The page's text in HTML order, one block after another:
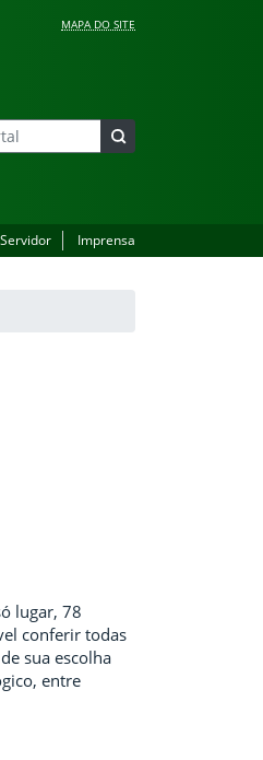
MAPA DO SITE
Servidor Imprensa
lugar, 78
conferir todas
sua escolha
entre